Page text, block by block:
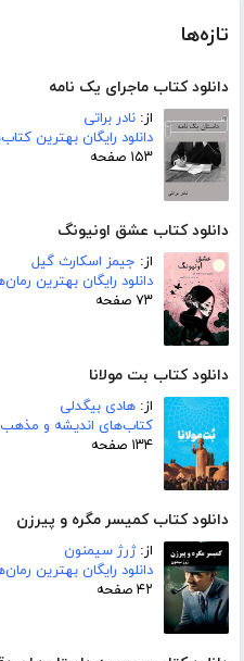
تازه‌ها
دانلود کتاب ماجرای یک نامه
از: نادر براتی
دانلود رایگان بهترین
۱۵۳ صفحه
دانلود کتاب عشق اونیونگ
از: جیمز اسکارث گیل
دانلود رایگان بهترین
۷۳ صفحه
دانلود کتاب بت مولانا
از: هادی بیگدلی
کتاب‌های اندیشه و مذهب
۱۳۴ صفحه
دانلود کتاب کمیسر مگره و پیرزن
از:ژرژ سیمنون
دانلود رایگان بهترین
۴۲ صفحه